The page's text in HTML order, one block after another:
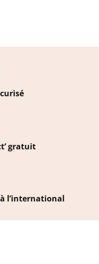
gratuit
l’international